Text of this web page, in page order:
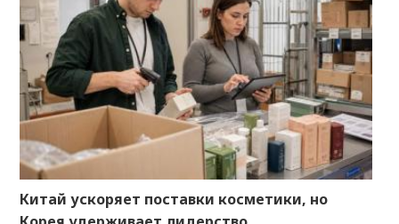
Китай ускоряет поставки косметики, но